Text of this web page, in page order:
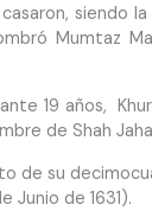
siendo
Mumtaz
19 años,
de Shah
de su
Junio de 1631).